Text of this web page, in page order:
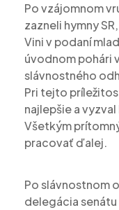
Po vzájomnom
zazneli hymny
Vini v podaní
úvodnom pohári
slávnostného
Pri tejto
najlepšie a
Všetkým
pracovať ďalej.
Po slávnostnom
delegácia